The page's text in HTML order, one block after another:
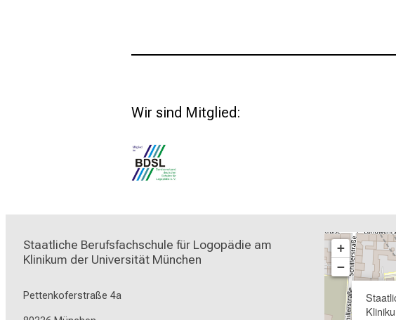
Wir sind Mitglied:
Staatliche Berufsfachschule für Logopädie am
Klinikum der Universität München
Pettenkoferstraße 4a
+
−